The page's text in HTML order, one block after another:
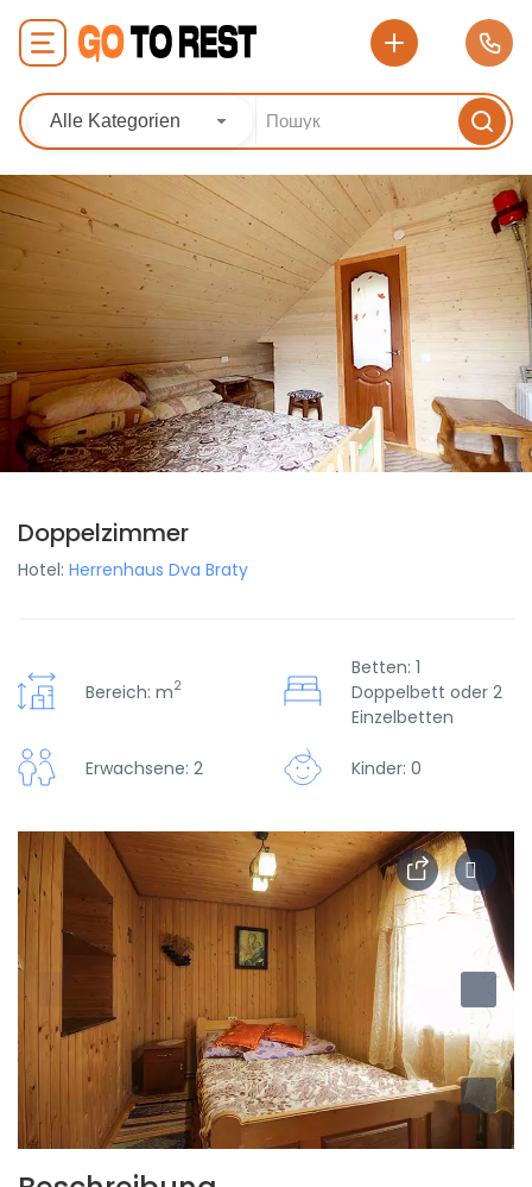
Alle Kategorien
Doppelzimmer
Hotel: Herrenhaus Dva Braty
Bereich: m2
Betten: 1
Doppelbett oder 2
Einzelbetten
Erwachsene: 2 Kinder: 0